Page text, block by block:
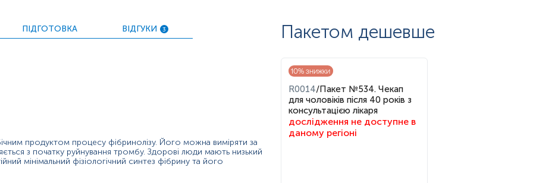
або тромбозу глибоких вен нижніх кінцівок при низькому або середньому ризику (за клінічними критеріями);
лікування антикоагулянтами в осіб з тромбоемболічними захворюваннями;
ПІДГОТОВКА ВІДГУКИ 3
продуктом процесу фібринолізу. Його можна виміряти за
з початку руйнування тромбу. Здорові люди мають низький
мінімальний фізіологічний синтез фібрину та його
Пакетом дешевше
10% знижки
R0014/Пакет №534. Чекап
для чоловіків після 40 років з
консультацією лікаря
дослідження не доступне в
даному регіоні